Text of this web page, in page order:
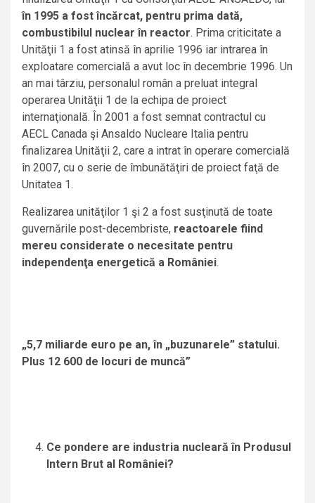
în 1995 a fost încărcat, pentru prima dată,
combustibilul nuclear în reactor. Prima criticitate a
Unităţii 1 a fost atinsă în aprilie 1996 iar intrarea în
exploatare comercială a avut loc în decembrie 1996. Un
an mai târziu, personalul român a preluat integral
operarea Unităţii 1 de la echipa de proiect
internaţională. În 2001 a fost semnat contractul cu
AECL Canada şi Ansaldo Nucleare Italia pentru
finalizarea Unităţii 2, care a intrat în operare comercială
în 2007, cu o serie de îmbunătăţiri de proiect faţă de
Unitatea 1.
Realizarea unităţilor 1 şi 2 a fost susţinută de toate
guvernările post-decembriste, reactoarele fiind
mereu considerate o necesitate pentru
independenţa energetică a României.
„5,7 miliarde euro pe an, în „buzunarele” statului.
Plus 12 600 de locuri de muncă”
Ce pondere are industria nucleară în Produsul
Intern Brut al României?